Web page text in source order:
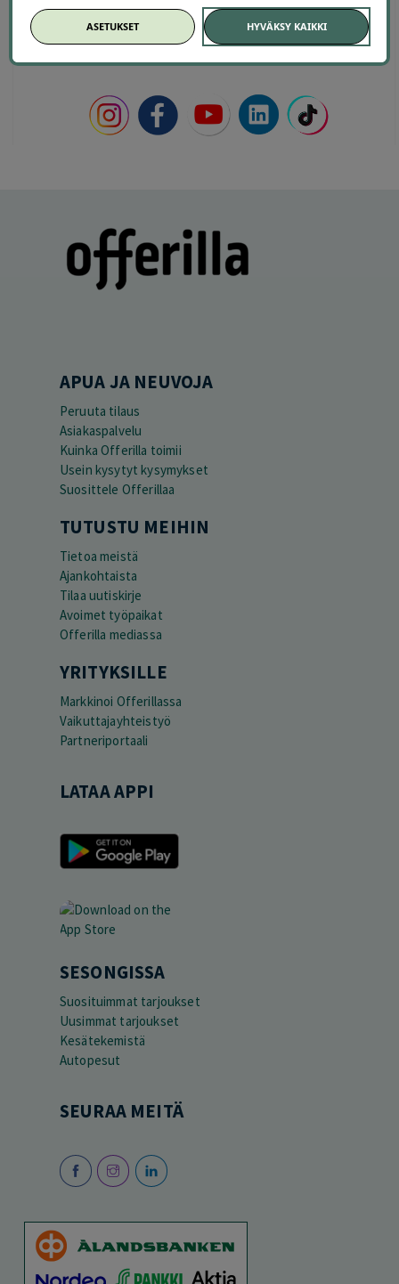
of
APUA JA NEUVOJA
Peruuta tilaus
Asiakaspalvelu
Kuinka Offerilla toimii
Usein kysytyt kysymykset
Suosittele Offerillaa
TUTUSTU MEIHIN
Tietoa meistä
Ajankohtaista
Tilaa uutiskirje
Avoimet työpaikat
Offerilla mediassa
YRITYKSILLE
Markkinoi Offerillassa
Vaikuttajayhteistyö
Partneriportaali
LATAA APPI
SESONGISSA
Suosituimmat tarjoukset
Uusimmat tarjoukset
Kesätekemistä
Autopesut
SEURAA MEITÄ
ASETUKSET HYVÄKSY KAIKKI